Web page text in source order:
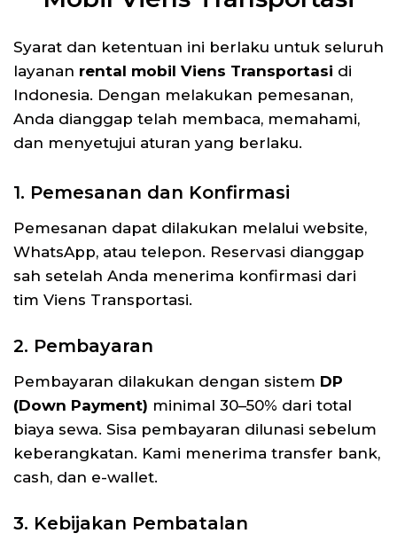
Syarat dan ketentuan ini berlaku untuk seluruh
layanan rental mobil Viens Transportasi di
Indonesia. Dengan melakukan pemesanan,
Anda dianggap telah membaca, memahami,
dan menyetujui aturan yang berlaku.
1. Pemesanan dan Konfirmasi
Pemesanan dapat dilakukan melalui website,
WhatsApp, atau telepon. Reservasi dianggap
sah setelah Anda menerima konfirmasi dari
tim Viens Transportasi.
2. Pembayaran
Pembayaran dilakukan dengan sistem DP
(Down Payment) minimal 30–50% dari total
biaya sewa. Sisa pembayaran dilunasi sebelum
keberangkatan. Kami menerima transfer bank,
cash, dan e-wallet.
3. Kebijakan Pembatalan